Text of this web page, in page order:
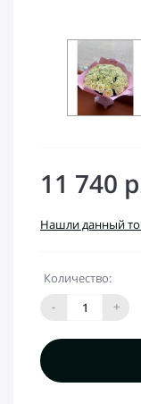
11 740
Нашли данный
Количество:
-
+